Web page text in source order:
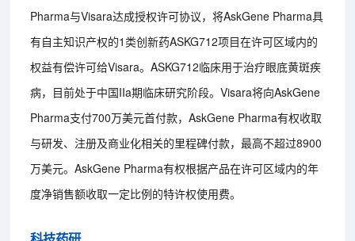
Pharma与Visara达成授权许可协议，将AskGene Pharma具
有自主知识产权的1类创新药ASKG712项目在许可区域内的
权益有偿许可给Visara。ASKG712临床用于治疗眼底黄斑疾
病，目前处于中国IIa期临床研究阶段。Visara将向AskGene
Pharma支付700万美元首付款，AskGene Pharma有权收取
与研发、注册及商业化相关的里程碑付款，最高不超过8900
万美元。AskGene Pharma有权根据产品在许可区域内的年
度净销售额收取一定比例的特许权使用费。